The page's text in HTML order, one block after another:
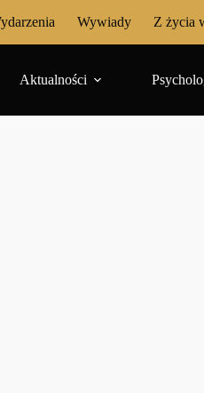
Wywiady Z życia
Aktualności